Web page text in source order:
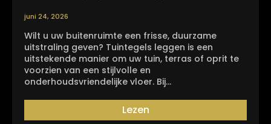
juni 24, 2026
Wilt u uw buitenruimte een frisse, duurzame
uitstraling geven? Tuintegels leggen is een
uitstekende manier om uw tuin, terras of oprit te
voorzien van een stijlvolle en
onderhoudsvriendelijke vloer. Bij…
Lezen